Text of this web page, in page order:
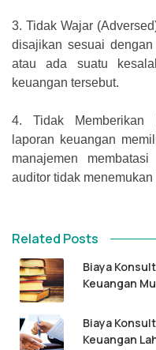
3. Tidak Wajar
disajikan sesuai
atau ada suatu
keuangan tersebut.
4.
Tidak Memberikan
laporan keuangan
manajemen
auditor tidak
Related Posts
Biaya
Keuangan
Biaya
Keuangan